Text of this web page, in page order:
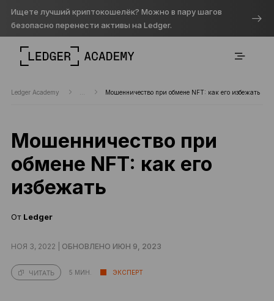
Ищете лучший криптокошелёк? Можно в пару шагов
безопасно перенести активы на Ledger.
Ledger Academy Мошенничество при обмене NFT: как его избежать
Мошенничество при
обмене NFT: как его
избежать
От Ledger
НОЯ 3, 2022 | ОБНОВЛЕНО ИЮН 9, 2023
ЧИТАТЬ 5 МИН. ЭКСПЕРТ